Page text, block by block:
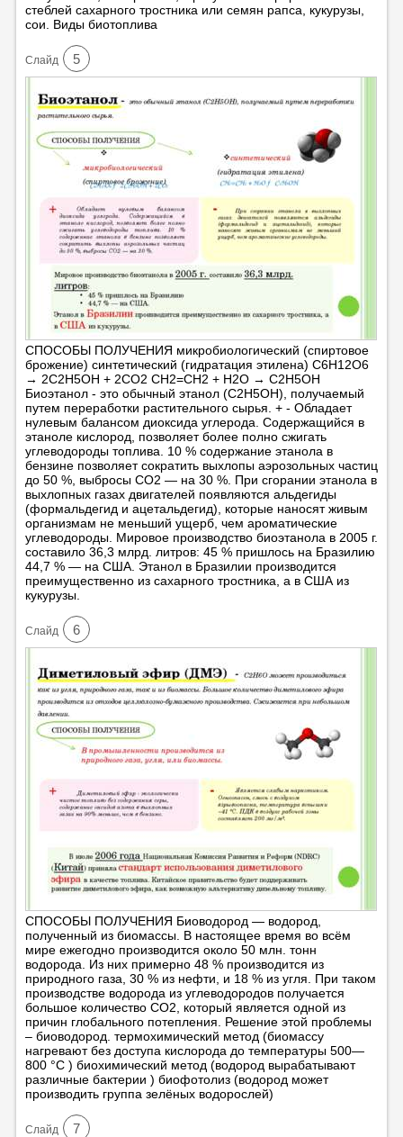
стеблей сахарного тростника или семян рапса, кукурузы,
сои. Виды биотоплива
Cлайд 5
СПОСОБЫ ПОЛУЧЕНИЯ микробиологический (спиртовое
брожение) синтетический (гидратация этилена) C6H12O6
→ 2C2H5OH + 2CO2 CH2=CH2 + H2O → C2H5OH
Биоэтанол - это обычный этанол (C2H5OH), получаемый
путем переработки растительного сырья. + - Обладает
нулевым балансом диоксида углерода. Содержащийся в
этаноле кислород, позволяет более полно сжигать
углеводороды топлива. 10 % содержание этанола в
бензине позволяет сократить выхлопы аэрозольных частиц
до 50 %, выбросы СО2 — на 30 %. При сгорании этанола в
выхлопных газах двигателей появляются альдегиды
(формальдегид и ацетальдегид), которые наносят живым
организмам не меньший ущерб, чем ароматические
углеводороды. Мировое производство биоэтанола в 2005 г.
составило 36,3 млрд. литров: 45 % пришлось на Бразилию
44,7 % — на США. Этанол в Бразилии производится
преимущественно из сахарного тростника, а в США из
кукурузы.
Cлайд 6
СПОСОБЫ ПОЛУЧЕНИЯ Биоводород — водород,
полученный из биомассы. В настоящее время во всём
мире ежегодно производится около 50 млн. тонн
водорода. Из них примерно 48 % производится из
природного газа, 30 % из нефти, и 18 % из угля. При таком
производстве водорода из углеводородов получается
большое количество СО2, который является одной из
причин глобального потепления. Решение этой проблемы
– биоводород. термохимический метод (биомассу
нагревают без доступа кислорода до температуры 500—
800 °C ) биохимический метод (водород вырабатывают
различные бактерии ) биофотолиз (водород может
производить группа зелёных водорослей)
Cлайд 7